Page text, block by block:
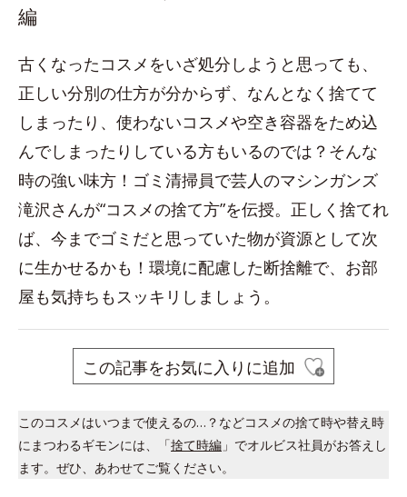
編
古くなったコスメをいざ処分しようと思っても、
正しい分別の仕方が分からず、なんとなく捨てて
しまったり、使わないコスメや空き容器をため込
んでしまったりしている方もいるのでは？そんな
時の強い味方！ゴミ清掃員で芸人のマシンガンズ
滝沢さんが“コスメの捨て方”を伝授。正しく捨てれ
ば、今までゴミだと思っていた物が資源として次
に生かせるかも！環境に配慮した断捨離で、お部
屋も気持ちもスッキリしましょう。
この記事をお気に入りに追加
このコスメはいつまで使えるの…？などコスメの捨て時や替え時
にまつわるギモンには、「捨て時編 」でオルビス社員がお答えし
ます。ぜひ、あわせてご覧ください。